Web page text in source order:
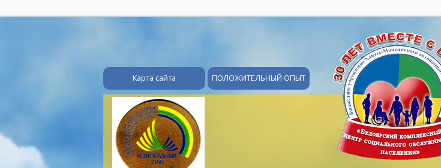
Карта сайта ПОЛОЖИТЕЛЬНЫЙ ОПЫТ